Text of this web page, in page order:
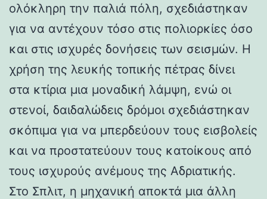
ολόκληρη την παλιά πόλη, σχεδιάστηκαν
για να αντέχουν τόσο στις πολιορκίες όσο
και στις ισχυρές δονήσεις των σεισμών. Η
χρήση της λευκής τοπικής πέτρας δίνει
στα κτίρια μια μοναδική λάμψη, ενώ οι
στενοί, δαιδαλώδεις δρόμοι σχεδιάστηκαν
σκόπιμα για να μπερδεύουν τους εισβολείς
και να προστατεύουν τους κατοίκους από
τους ισχυρούς ανέμους της Αδριατικής.
Στο Σπλιτ, η μηχανική αποκτά μια άλλη